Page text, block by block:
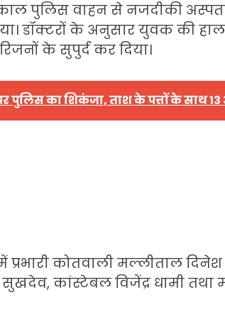
पुलिस वाहन से नजदीकी
डॉक्टरों के अनुसार युवक की
के सुपुर्द कर दिया।
का शिकंजा, ताश के पत्तों के साथ 13
कोतवाली मल्लीताल दिनेश
कांस्टेबल विजेंद्र धामी